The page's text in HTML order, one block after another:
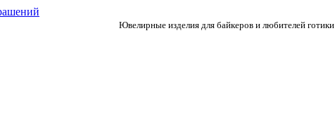
Ювелирные изделия для байкеров и любителей готики